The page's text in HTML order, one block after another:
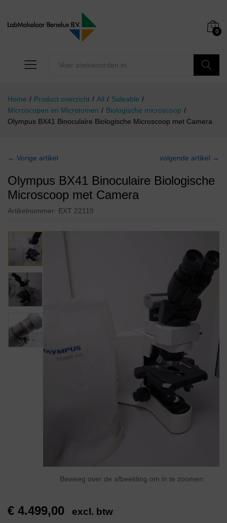
0
Home / Product overzicht / All / Saleable /
Microscopen en Microtomen / Biologische microscoop /
Olympus BX41 Binoculaire Biologische Microscoop met Camera
← Vorige artikel volgende artikel →
Olympus BX41 Binoculaire Biologische
Microscoop met Camera
Artikelnummer: EXT 22119
Beweeg over de afbeelding om in te zoomen
€ 4.499,00 excl. btw